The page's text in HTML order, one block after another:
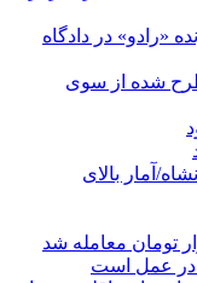
«رادو» در دادگاه
شده از سوی
آمار بالای
در عمل است